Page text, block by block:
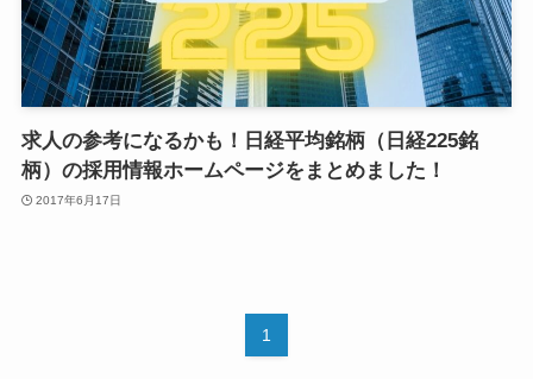
求人の参考になるかも！日経平均銘柄（日経225銘
柄）の採用情報ホームページをまとめました！
2017年6月17日
1